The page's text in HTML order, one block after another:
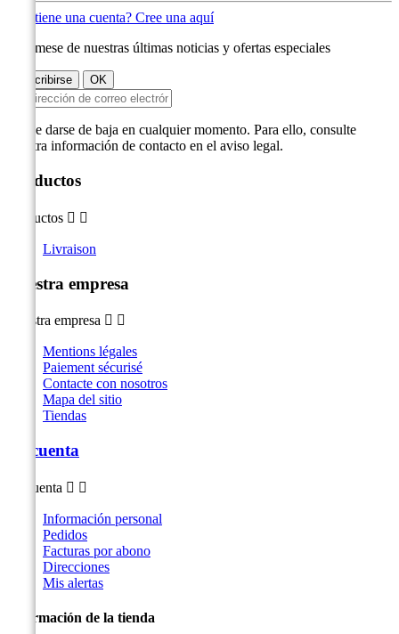
¿No tiene una cuenta? Cree una aquí
Infórmese de nuestras últimas noticias y ofertas especiales
Puede darse de baja en cualquier momento. Para ello, consulte
nuestra información de contacto en el aviso legal.
Productos
Productos  
Livraison
Nuestra empresa
Nuestra empresa  
Mentions légales
Paiement sécurisé
Contacte con nosotros
Mapa del sitio
Tiendas
Su cuenta
Su cuenta  
Información personal
Pedidos
Facturas por abono
Direcciones
Mis alertas
Información de la tienda